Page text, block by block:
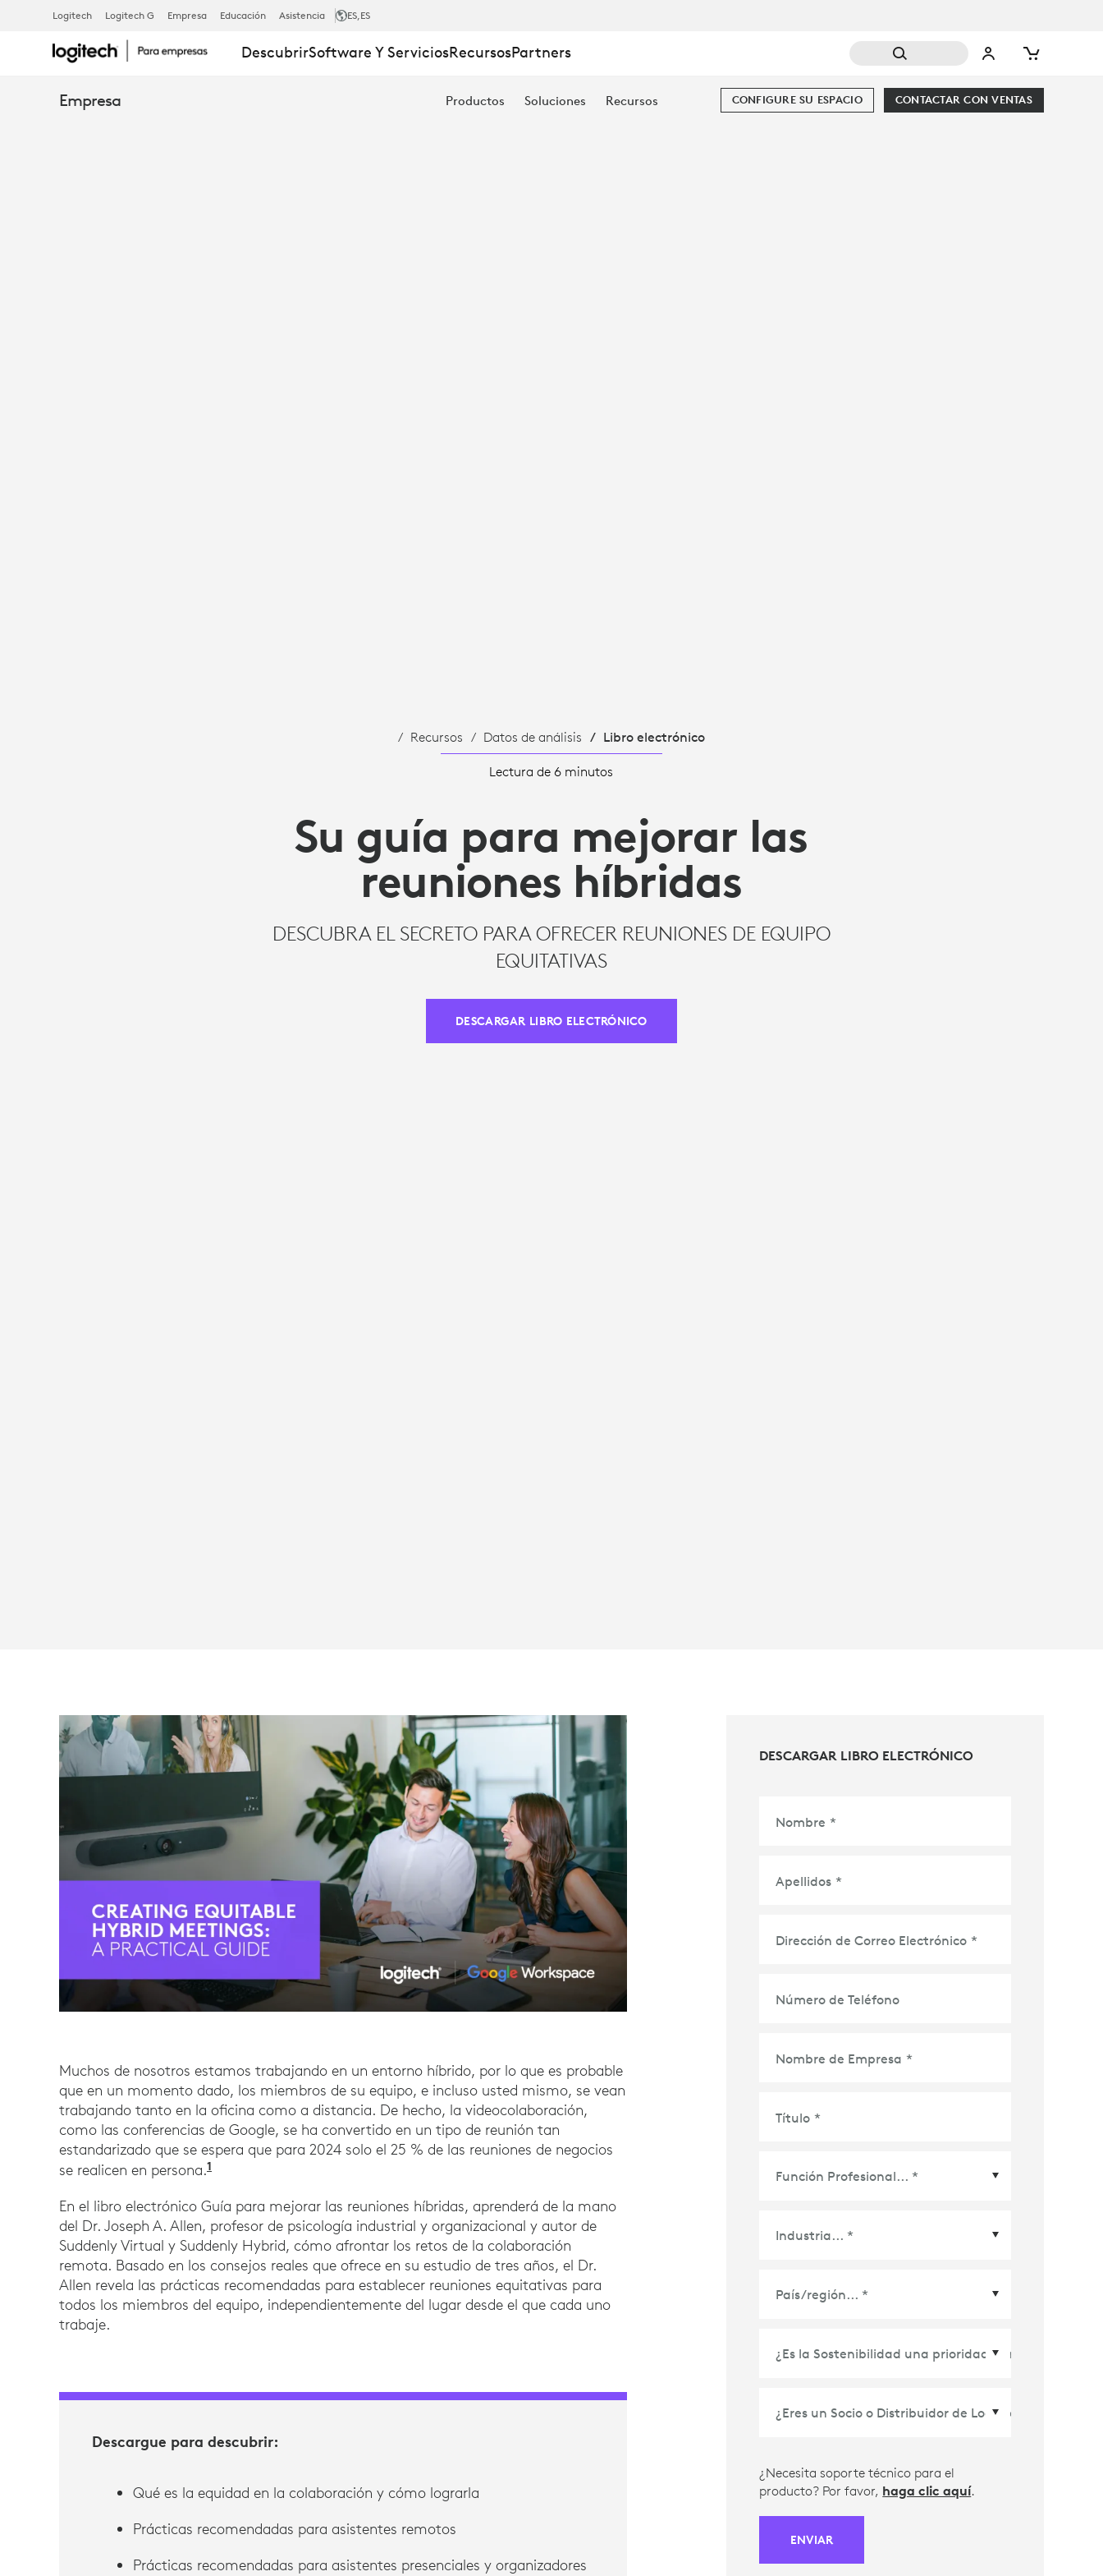
GUÍA
PARA
Logitech Logitech G Empresa Educación Asistencia ES,ES
DescubrirSoftware Y ServiciosRecursosPartners
Empresa Productos Soluciones Recursos CONTACTAR CON VENTAS
CONFIGURE SU ESPACIO
Recursos Datos de análisis Libro electrónico
Lectura de 6 minutos
Su guía para mejorar las
reuniones híbridas
DESCUBRA EL SECRETO PARA OFRECER REUNIONES DE EQUIPO
EQUITATIVAS
DESCARGAR LIBRO ELECTRÓNICO
Muchos de nosotros estamos trabajando en un entorno híbrido, por lo que es probable
que en un momento dado, los miembros de su equipo, e incluso usted mismo, se vean
trabajando tanto en la oficina como a distancia. De hecho, la videocolaboración,
como las conferencias de Google, se ha convertido en un tipo de reunión tan
estandarizado que se espera que para 2024 solo el 25 % de las reuniones de negocios
se realicen en persona.1 Gartner. 2 de junio de 2020. Según Gartner, los usuarios finales de todo el mundo que utilizarán soluciones de
En el libro electrónico Guía para mejorar las reuniones híbridas, aprenderá de la mano
del Dr. Joseph A. Allen, profesor de psicología industrial y organizacional y autor de
Suddenly Virtual y Suddenly Hybrid, cómo afrontar los retos de la colaboración
remota. Basado en los consejos reales que ofrece en su estudio de tres años, el Dr.
Allen revela las prácticas recomendadas para establecer reuniones equitativas para
todos los miembros del equipo, independientemente del lugar desde el que cada uno
trabaje.
Descargue para descubrir:
Qué es la equidad en la colaboración y cómo lograrla
Prácticas recomendadas para asistentes remotos
Prácticas recomendadas para asistentes presenciales y organizadores
DESCARGAR LIBRO ELECTRÓNICO
Nombre *
Apellidos *
Dirección de Correo Electrónico *
Número de Teléfono
Nombre de Empresa *
Título *
País/Región *
¿Necesita soporte técnico para el
producto? Por favor, haga clic aquí.
ENVIAR